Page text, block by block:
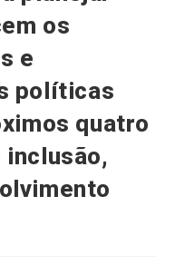
os
e
políticas
quatro
inclusão,